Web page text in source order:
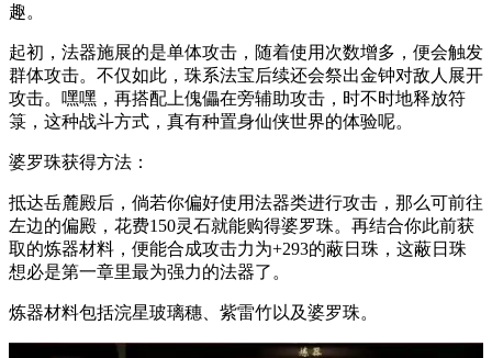
趣。
起初，法器施展的是单体攻击，随着使用次数增多，便会触发
群体攻击。不仅如此，珠系法宝后续还会祭出金钟对敌人展开
攻击。嘿嘿，再搭配上傀儡在旁辅助攻击，时不时地释放符
箓，这种战斗方式，真有种置身仙侠世界的体验呢。
婆罗珠获得方法：
抵达岳麓殿后，倘若你偏好使用法器类进行攻击，那么可前往
左边的偏殿，花费150灵石就能购得婆罗珠。再结合你此前获
取的炼器材料，便能合成攻击力为+293的蔽日珠，这蔽日珠
想必是第一章里最为强力的法器了。
炼器材料包括浣星玻璃穗、紫雷竹以及婆罗珠。